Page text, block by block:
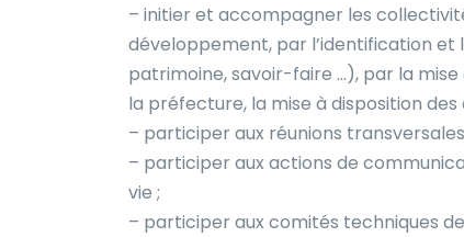
– initier et accompagner les
développement, par l’identification
patrimoine, savoir-faire …), par la mise
la préfecture, la mise à disposition
– participer aux réunions transversales
– participer aux actions de
vie ;
– participer aux comités techniques